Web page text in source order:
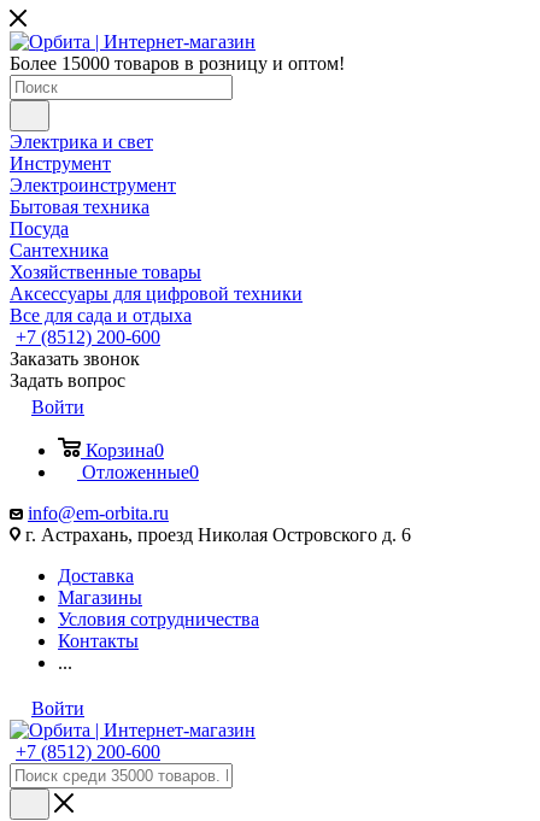
Более 15000 товаров в розницу и оптом!
Электрика и свет
Инструмент
Электроинструмент
Бытовая техника
Посуда
Сантехника
Хозяйственные товары
Аксессуары для цифровой техники
Все для сада и отдыха
+7 (8512) 200-600
Заказать звонок
Задать вопрос
Войти
Корзина0
Отложенные0
info@em-orbita.ru
г. Астрахань, проезд Николая Островского д. 6
Доставка
Магазины
Условия сотрудничества
Контакты
...
Войти
+7 (8512) 200-600